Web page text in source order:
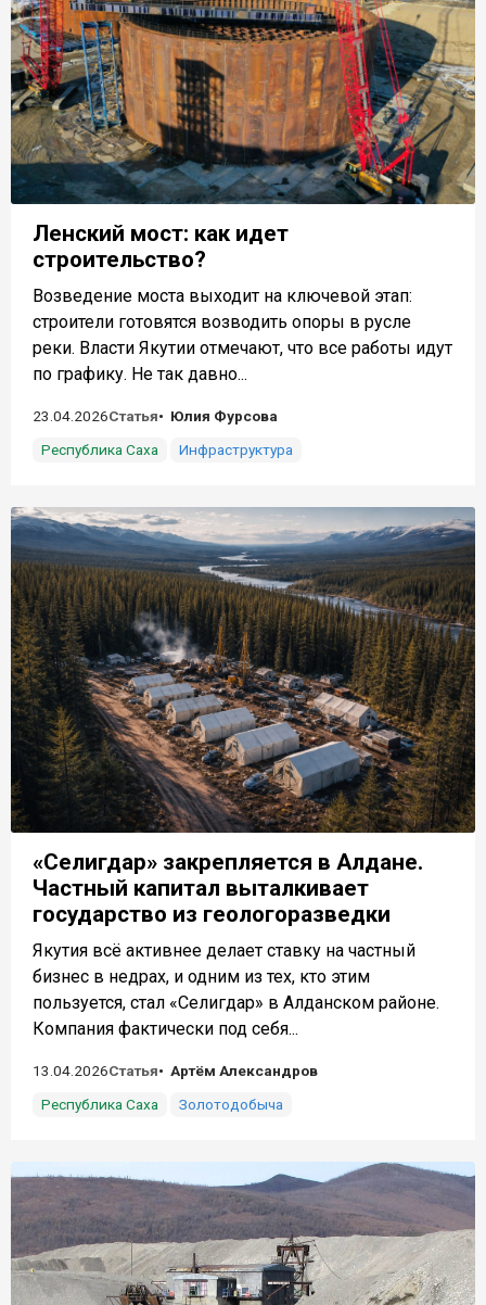
Ленский мост: как идет
строительство?
Возведение моста выходит на ключевой этап:
строители готовятся возводить опоры в русле
реки. Власти Якутии отмечают, что все работы идут
по графику. Не так давно...
23.04.2026Статья
Юлия Фурсова
Республика Саха
Инфраструктура
«Селигдар» закрепляется в Алдане.
Частный капитал выталкивает
государство из геологоразведки
Якутия всё активнее делает ставку на частный
бизнес в недрах, и одним из тех, кто этим
пользуется, стал «Селигдар» в Алданском районе.
Компания фактически под себя...
13.04.2026Статья
Артём Александров
Республика Саха
Золотодобыча